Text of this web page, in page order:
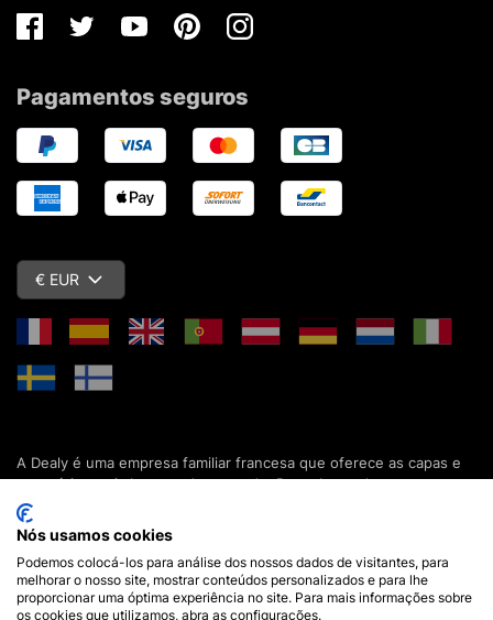
FacebookTwitterYoutubePinterestInstagram
Pagamentos seguros
€ EUR
A Dealy é uma empresa familiar francesa que oferece as capas e
acessórios mais baratos do mercado. Descubra todas as nossas
colecções de capas, estojos, protecções de ecrã e acessórios
para o seu smartphone, tablet, computador ou relógio conectado.
Desde 2012, apresentamos novidades todos os dias para lhe
oferecer ainda mais opções de escolha. Mais de 600.000 clientes
em França e em todo o mundo já confiam na Dealy. Se tiver
alguma pergunta, a nossa equipa está disponível 7 dias por
Nós usamos cookies
Podemos colocá-los para análise dos nossos dados de visitantes, para
melhorar o nosso site, mostrar conteúdos personalizados e para lhe
proporcionar uma óptima experiência no site. Para mais informações sobre
os cookies que utilizamos, abra as configurações.